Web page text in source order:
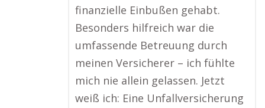
finanzielle Einbußen gehabt.
Besonders hilfreich war die
umfassende Betreuung durch
meinen Versicherer – ich fühlte
mich nie allein gelassen. Jetzt
weiß ich: Eine Unfallversicherung